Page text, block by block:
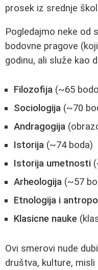
prosek iz srednje
Pogledajmo neke od
bodovne pragove
godinu, ali služe kao
Filozofija (~65
Sociologija (~70
Andragogija
Istorija (~74 boda)
Istorija umetnosti
Arheologija (~57
Etnologija i
Klasicne nauke
Ovi smerovi nude
društva, kulture, misli